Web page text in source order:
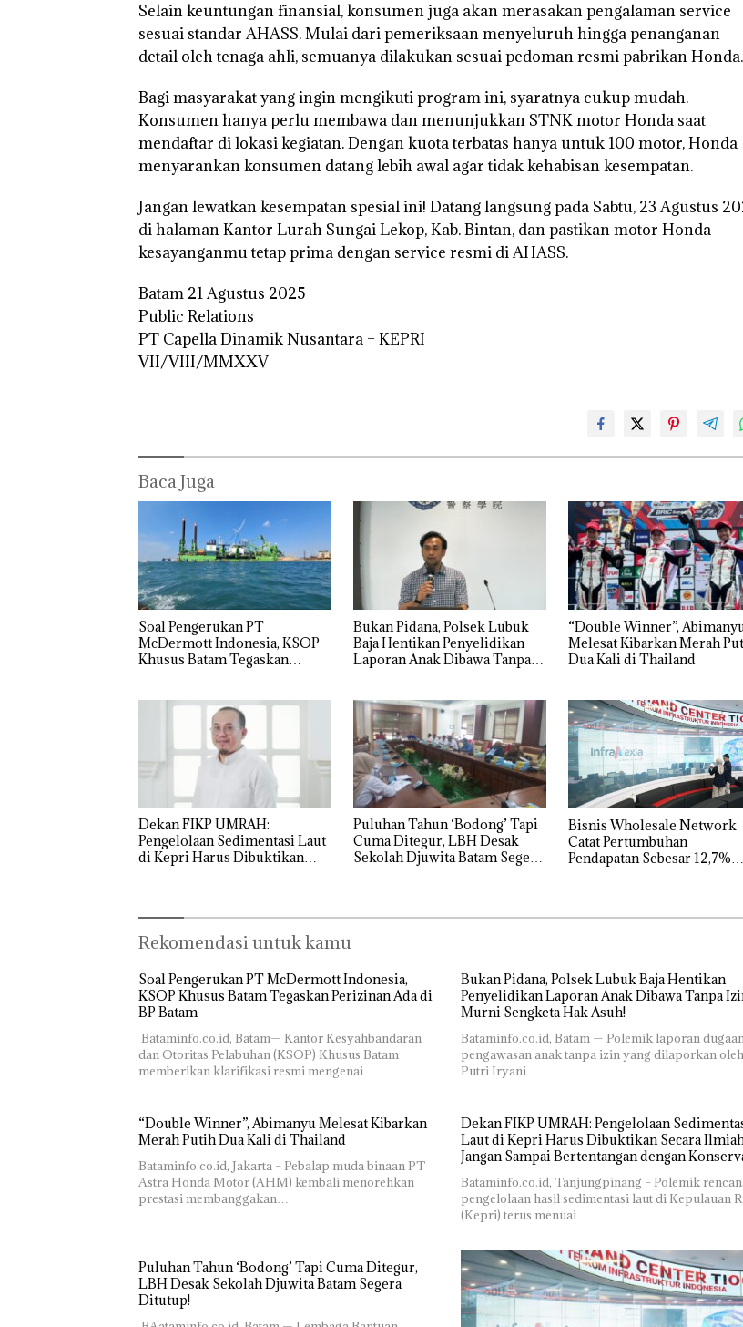
Selain keuntungan finansial, konsumen juga akan merasakan pengalaman service
sesuai standar AHASS. Mulai dari pemeriksaan menyeluruh hingga penanganan
detail oleh tenaga ahli, semuanya dilakukan sesuai pedoman resmi pabrikan Honda.
Bagi masyarakat yang ingin mengikuti program ini, syaratnya cukup mudah.
Konsumen hanya perlu membawa dan menunjukkan STNK motor Honda saat
mendaftar di lokasi kegiatan. Dengan kuota terbatas hanya untuk 100 motor, Honda
menyarankan konsumen datang lebih awal agar tidak kehabisan kesempatan.
Jangan lewatkan kesempatan spesial ini! Datang langsung pada Sabtu, 23 Agustus
di halaman Kantor Lurah Sungai Lekop, Kab. Bintan, dan pastikan motor Honda
kesayanganmu tetap prima dengan service resmi di AHASS.
Batam 21 Agustus 2025
Public Relations
PT Capella Dinamik Nusantara – KEPRI
VII/VIII/MMXXV
Baca Juga
‎Soal Pengerukan PT
McDermott Indonesia, KSOP
Khusus Batam Tegaskan
Bukan Pidana, Polsek Lubuk
Baja Hentikan Penyelidikan
Laporan Anak Dibawa Tanpa
“Double Winner”,
Melesat Kibarkan Merah
Dua Kali di Thailand
Dekan FIKP UMRAH:
Pengelolaan Sedimentasi Laut
di Kepri Harus Dibuktikan
Puluhan Tahun ‘Bodong’ Tapi
Cuma Ditegur, LBH Desak
Sekolah Djuwita Batam Segera
Bisnis Wholesale Network
Catat Pertumbuhan
Pendapatan Sebesar 12,7%
Rekomendasi untuk kamu
‎Soal Pengerukan PT McDermott Indonesia,
KSOP Khusus Batam Tegaskan Perizinan Ada di
BP Batam
‎ ‎Bataminfo.co.id, Batam— Kantor Kesyahbandaran
dan Otoritas Pelabuhan (KSOP) Khusus Batam
memberikan klarifikasi resmi mengenai…
Bukan Pidana, Polsek Lubuk Baja Hentikan
Penyelidikan Laporan Anak Dibawa Tanpa
Murni Sengketa Hak Asuh!
Bataminfo.co.id, Batam — Polemik laporan
pengawasan anak tanpa izin yang dilaporkan oleh
Putri Iryani…
“Double Winner”, Abimanyu Melesat Kibarkan
Merah Putih Dua Kali di Thailand
Bataminfo.co.id, Jakarta – Pebalap muda binaan PT
Astra Honda Motor (AHM) kembali menorehkan
prestasi membanggakan…
Dekan FIKP UMRAH: Pengelolaan
Laut di Kepri Harus Dibuktikan Secara
Jangan Sampai Bertentangan dengan
Bataminfo.co.id, Tanjungpinang – Polemik
pengelolaan hasil sedimentasi laut di Kepulauan
(Kepri) terus menuai…
Puluhan Tahun ‘Bodong’ Tapi Cuma Ditegur,
LBH Desak Sekolah Djuwita Batam Segera
Ditutup!